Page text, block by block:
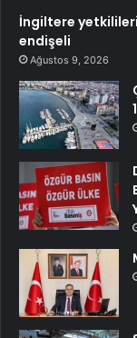
İngiltere yetkilileri
endişeli
Ağustos 9, 2026